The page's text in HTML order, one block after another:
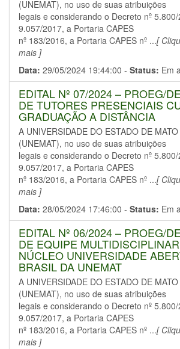
(UNEMAT), no uso de suas atribuições
legais e considerando o Decreto nº
9.057/2017, a Portaria CAPES
nº 183/2016, a Portaria CAPES nº ...[
mais ]
Data: 29/05/2024 19:44:00 - Status: Em
EDITAL Nº 07/2024 – PROEG/
DE TUTORES PRESENCIAIS
GRADUAÇÃO A DISTÂNCIA
A UNIVERSIDADE DO ESTADO DE
(UNEMAT), no uso de suas atribuições
legais e considerando o Decreto nº
9.057/2017, a Portaria CAPES
nº 183/2016, a Portaria CAPES nº ...[
mais ]
Data: 28/05/2024 17:46:00 - Status: Em
EDITAL Nº 06/2024 – PROEG/
DE EQUIPE
NÚCLEO UNIVERSIDADE
BRASIL DA UNEMAT
A UNIVERSIDADE DO ESTADO DE
(UNEMAT), no uso de suas atribuições
legais e considerando o Decreto nº
9.057/2017, a Portaria CAPES
nº 183/2016, a Portaria CAPES nº ...[
mais ]